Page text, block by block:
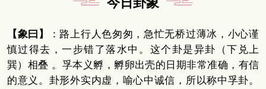
【象曰】
：路上行人色匆匆，急忙无桥过薄冰，小心谨
慎过得去，一步错了落水中。这个卦是异卦（下兑上
巽）相叠 。孚本义孵，孵卵出壳的日期非常准确，有信
的意义。卦形外实内虚，喻心中诚信，所以称中孚卦。